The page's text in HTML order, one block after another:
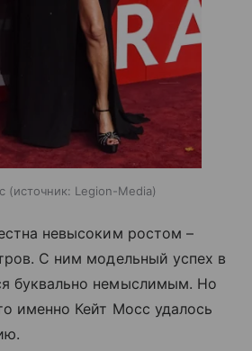
источник: Legion-Media
невысоким ростом –
С ним модельный успех в
буквально немыслимым. Но
именно Кейт Мосс удалось